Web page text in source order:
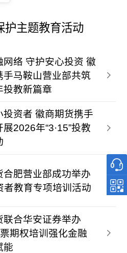
护主题教育活动
网络 守护安心投资 徽
手马鞍山营业部共筑
投教新篇章
投资者 徽商期货携手
2026年“3·15”投教
合肥营业部成功举办
者教育专项培训活动
联合华安证券举办
票期权培训强化金融
能